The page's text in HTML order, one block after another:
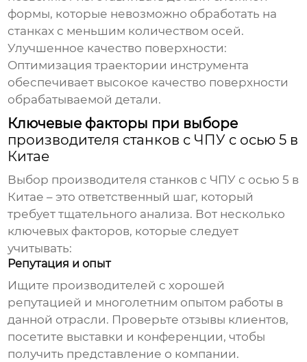
формы, которые невозможно обработать на
станках с меньшим количеством осей.
Улучшенное качество поверхности:
Оптимизация траектории инструмента
обеспечивает высокое качество поверхности
обрабатываемой детали.
Ключевые факторы при выборе
производителя станков с ЧПУ с осью 5 в
Китае
Выбор производителя станков с ЧПУ с осью 5 в
Китае – это ответственный шаг, который
требует тщательного анализа. Вот несколько
ключевых факторов, которые следует
учитывать:
Репутация и опыт
Ищите производителей с хорошей
репутацией и многолетним опытом работы в
данной отрасли. Проверьте отзывы клиентов,
посетите выставки и конференции, чтобы
получить представление о компании.